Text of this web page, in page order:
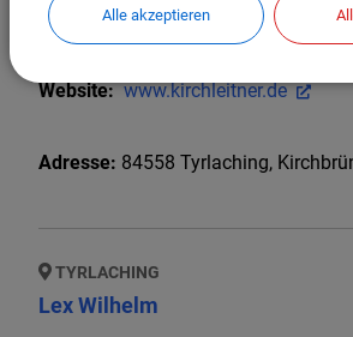
E-Mail: zimmerei@kirchleitner.de
Website: www.kirchleitner.de
Adresse: 84558 Tyrlaching,
TYRLACHING
Lex Wilhelm
Alle akzeptieren